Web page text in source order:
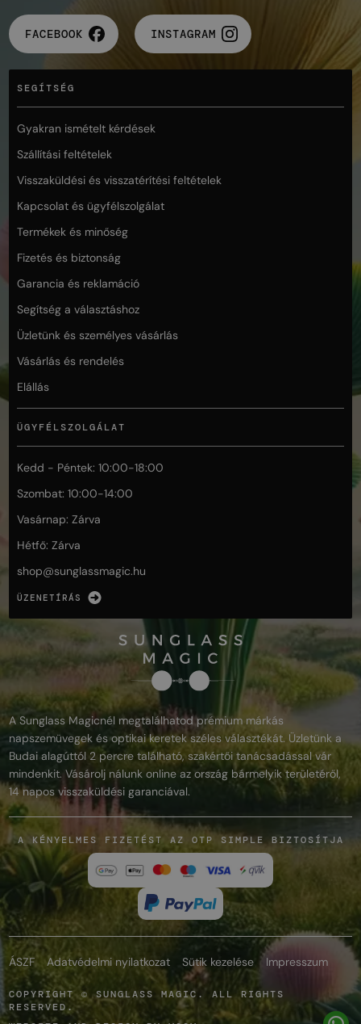
FACEBOOK INSTAGRAM
SEGÍTSÉG
Gyakran ismételt kérdések
Szállítási feltételek
Visszaküldési és visszatérítési feltételek
Kapcsolat és ügyfélszolgálat
Termékek és minőség
Fizetés és biztonság
Garancia és reklamáció
Segítség a választáshoz
Üzletünk és személyes vásárlás
Vásárlás és rendelés
Elállás
ÜGYFÉLSZOLGÁLAT
Kedd - Péntek: 10:00-18:00
Szombat: 10:00-14:00
Vasárnap: Zárva
Hétfő: Zárva
shop@sunglassmagic.hu
ÜZENETÍRÁS
A Sunglass Magicnél megtalálhatod prémium márkás
napszemüvegek és optikai keretek széles választékát. Üzletünk a
Budai alagúttól 2 percre található, szakértői tanácsadással vár
mindenkit. Vásárolj nálunk online az ország bármelyik területéről,
14 napos visszaküldési garanciával.
A KÉNYELMES FIZETÉST AZ OTP SIMPLE BIZTOSÍTJA
ÁSZF Adatvédelmi nyilatkozat Sütik kezelése Impresszum
COPYRIGHT © SUNGLASS MAGIC. ALL RIGHTS
RESERVED.